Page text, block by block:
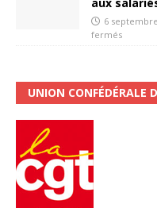
6
fermés
UNION CONFÉDÉRALE